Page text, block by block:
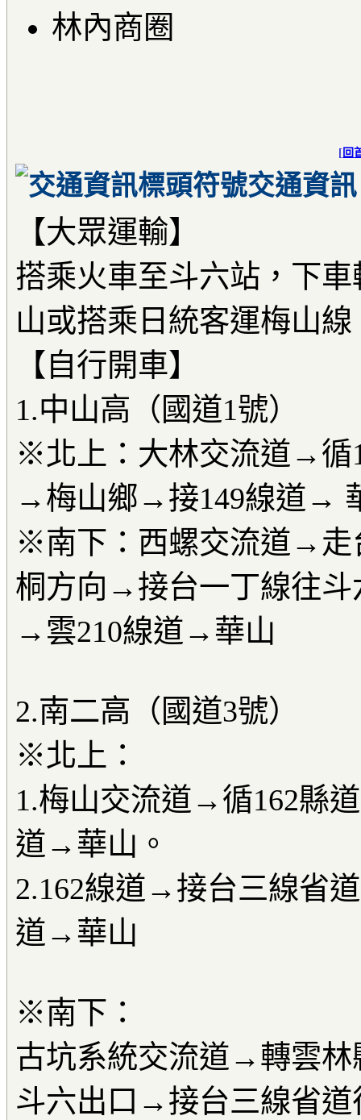
林內商圈
[ 回
交通資訊
【大眾運輸】
搭乘火車至斗六站，下
山或搭乘日統客運梅山
【自行開車】
1.中山高（國道1號）
※北上：大林交流道→循
→梅山鄉→接149線道→
※南下：西螺交流道→
桐方向→接台一丁線往
→雲210線道→華山
2.南二高（國道3號）
※北上：
1.梅山交流道→循162縣
道→華山。
2.162線道→接台三線省
道→華山
※南下：
古坑系統交流道→轉雲
斗六出口→接台三線省